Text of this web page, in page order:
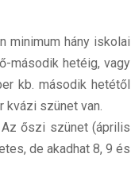
minimum hány iskolai
második hetéig, vagy
kb. második hetétől
szünet van.
őszi szünet (április
de akadhat 8, 9 és